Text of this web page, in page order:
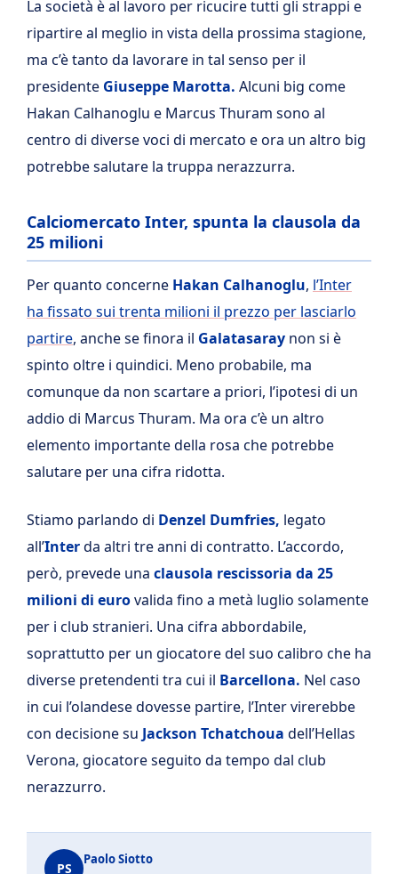
La società è al lavoro per ricucire tutti gli strappi e
ripartire al meglio in vista della prossima stagione,
ma c’è tanto da lavorare in tal senso per il
presidente Giuseppe Marotta. Alcuni big come
Hakan Calhanoglu e Marcus Thuram sono al
centro di diverse voci di mercato e ora un altro big
potrebbe salutare la truppa nerazzurra.
Calciomercato Inter, spunta la clausola da
25 milioni
Per quanto concerne Hakan Calhanoglu, l’Inter
ha fissato sui trenta milioni il prezzo per lasciarlo
partire, anche se finora il Galatasaray non si è
spinto oltre i quindici. Meno probabile, ma
comunque da non scartare a priori, l’ipotesi di un
addio di Marcus Thuram. Ma ora c’è un altro
elemento importante della rosa che potrebbe
salutare per una cifra ridotta.
Stiamo parlando di Denzel Dumfries, legato
all’Interda altri tre anni di contratto. L’accordo,
però, prevede una clausola rescissoria da 25
milioni di eurovalida fino a metà luglio solamente
per i club stranieri. Una cifra abbordabile,
soprattutto per un giocatore del suo calibro che ha
diverse pretendenti tra cui il Barcellona. Nel caso
in cui l’olandese dovesse partire, l’Inter virerebbe
con decisione su Jackson Tchatchoua dell’Hellas
Verona, giocatore seguito da tempo dal club
nerazzurro.
PS
Paolo Siotto